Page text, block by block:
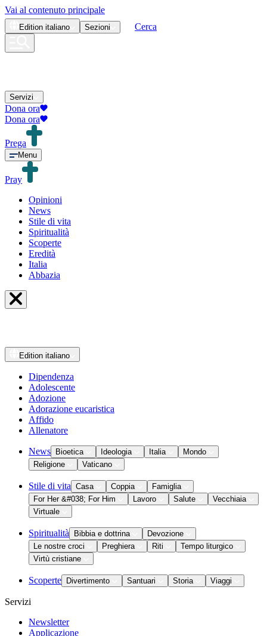
Vai al contenuto principale
Edition italiano Sezioni Cerca
Servizi
Dona ora
Dona ora
Prega
Menu
Pray
Opinioni
News
Stile di vita
Spiritualità
Scoperte
Eredità
Italia
Abbazia
Edition italiano
Dipendenza
Adolescente
Adozione
Adorazione eucaristica
Affido
Allenatore
News Bioetica Ideologia Italia
Mondo
Religione
Vaticano
Stile di vita Casa Coppia
Famiglia
For Her &#038; For Him
Lavoro Salute
Vecchiaia
Virtuale
Spiritualità Bibbia e dottrina
Devozione
Le nostre croci
Preghiera Riti
Tempo liturgico
Virtù cristiane
Scoperte Divertimento Santuari Storia Viaggi
Servizi
Newsletter
Applicazione